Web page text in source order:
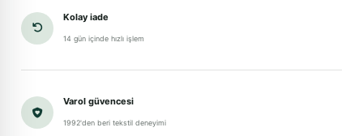
Kolay iade
14 gün içinde hızlı işlem
Varol güvencesi
1992'den beri tekstil deneyimi